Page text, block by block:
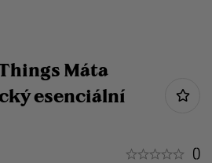
Máta
esenciální
()